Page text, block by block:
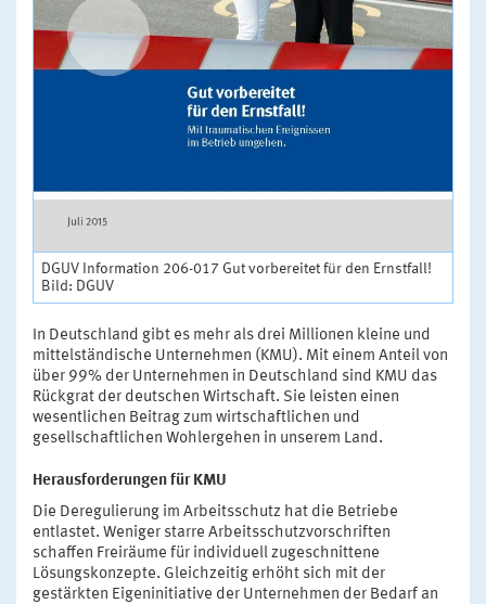
DGUV Information 206-017 Gut vorbereitet für den Ernstfall!
Bild: DGUV
In Deutschland gibt es mehr als drei Millionen kleine und
mittelständische Unternehmen (KMU). Mit einem Anteil von
über 99% der Unternehmen in Deutschland sind KMU das
Rückgrat der deutschen Wirtschaft. Sie leisten einen
wesentlichen Beitrag zum wirtschaftlichen und
gesellschaftlichen Wohlergehen in unserem Land.
Herausforderungen für KMU
Die Deregulierung im Arbeitsschutz hat die Betriebe
entlastet. Weniger starre Arbeitsschutzvorschriften
schaffen Freiräume für individuell zugeschnittene
Lösungskonzepte. Gleichzeitig erhöht sich mit der
gestärkten Eigeninitiative der Unternehmen der Bedarf an